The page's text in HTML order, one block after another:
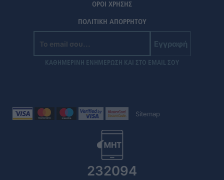
ΟΡΟΙ ΧΡΗΣΗΣ
ΠΟΛΙΤΙΚΗ ΑΠΟΡΡΗΤΟΥ
Εγγραφή
ΚΑΘΗΜΕΡΙΝΗ ΕΝΗΜΕΡΩΣΗ ΚΑΙ ΣΤΟ EMAIL ΣΟΥ
Sitemap
232094